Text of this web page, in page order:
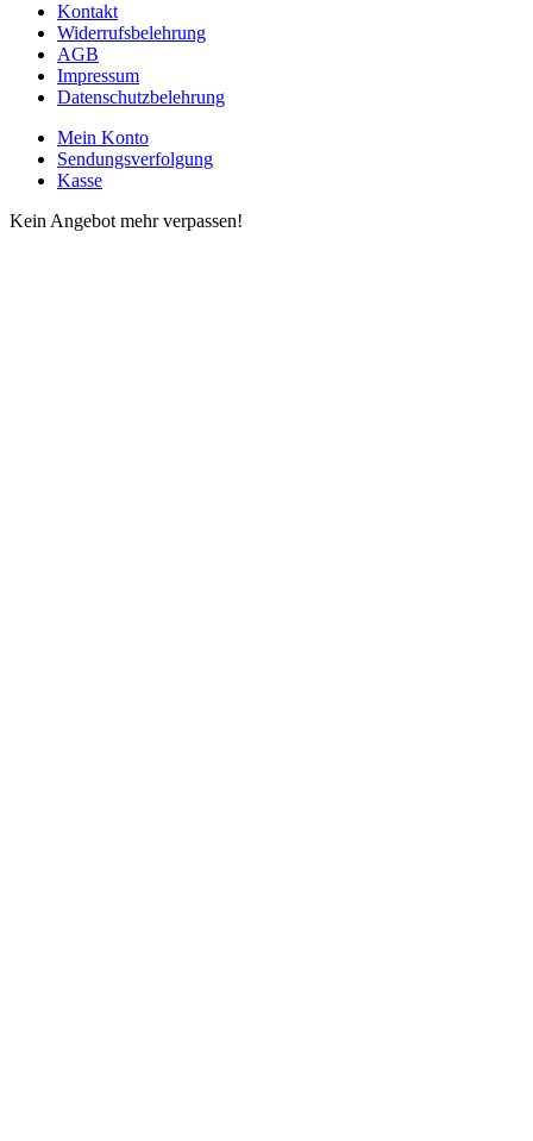
Kontakt
Widerrufsbelehrung
AGB
Impressum
Datenschutzbelehrung
Mein Konto
Sendungsverfolgung
Kasse
Kein Angebot mehr verpassen!